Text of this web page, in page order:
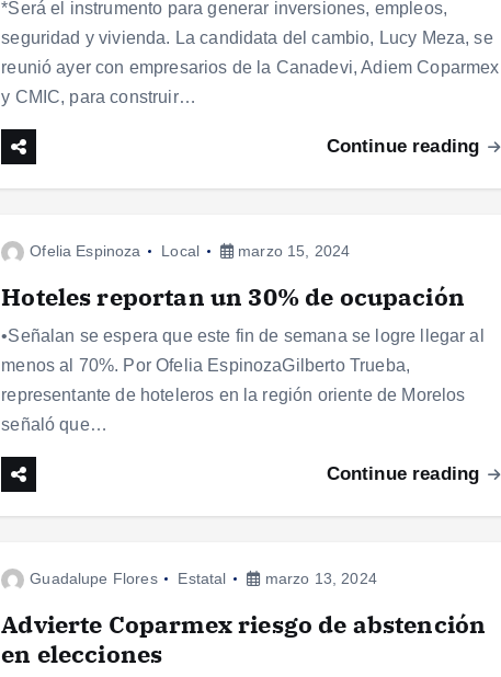
*Será el instrumento para generar inversiones, empleos,
seguridad y vivienda. La candidata del cambio, Lucy Meza, se
reunió ayer con empresarios de la Canadevi, Adiem Coparmex
y CMIC, para construir…
Continue reading
Ofelia Espinoza Local marzo 15, 2024
Hoteles reportan un 30% de ocupación
•Señalan se espera que este fin de semana se logre llegar al
menos al 70%. Por Ofelia EspinozaGilberto Trueba,
representante de hoteleros en la región oriente de Morelos
señaló que…
Continue reading
Guadalupe Flores Estatal marzo 13, 2024
Advierte Coparmex riesgo de abstención
en elecciones